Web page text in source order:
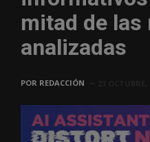
mitad de las
analizadas
POR REDACCIÓN